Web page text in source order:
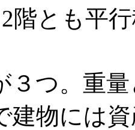
階とも平
つ。重量
建物には